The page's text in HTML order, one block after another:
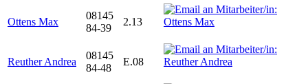
Ottens Max
08145
84-39
2.13
Reuther Andrea
08145
84-48
E.08